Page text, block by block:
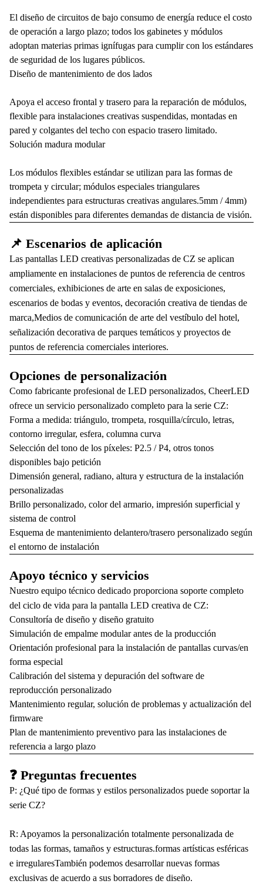
El diseño de circuitos de bajo consumo de energía reduce el costo
de operación a largo plazo; todos los gabinetes y módulos
adoptan materias primas ignífugas para cumplir con los estándares
de seguridad de los lugares públicos.
Diseño de mantenimiento de dos lados
Apoya el acceso frontal y trasero para la reparación de módulos,
flexible para instalaciones creativas suspendidas, montadas en
pared y colgantes del techo con espacio trasero limitado.
Solución madura modular
Los módulos flexibles estándar se utilizan para las formas de
trompeta y circular; módulos especiales triangulares
independientes para estructuras creativas angulares.5mm / 4mm)
están disponibles para diferentes demandas de distancia de visión.
📌 Escenarios de aplicación
Las pantallas LED creativas personalizadas de CZ se aplican
ampliamente en instalaciones de puntos de referencia de centros
comerciales, exhibiciones de arte en salas de exposiciones,
escenarios de bodas y eventos, decoración creativa de tiendas de
marca,Medios de comunicación de arte del vestíbulo del hotel,
señalización decorativa de parques temáticos y proyectos de
puntos de referencia comerciales interiores.
Opciones de personalización
Como fabricante profesional de LED personalizados, CheerLED
ofrece un servicio personalizado completo para la serie CZ:
Forma a medida: triángulo, trompeta, rosquilla/círculo, letras,
contorno irregular, esfera, columna curva
Selección del tono de los píxeles: P2.5 / P4, otros tonos
disponibles bajo petición
Dimensión general, radiano, altura y estructura de la instalación
personalizadas
Brillo personalizado, color del armario, impresión superficial y
sistema de control
Esquema de mantenimiento delantero/trasero personalizado según
el entorno de instalación
Apoyo técnico y servicios
Nuestro equipo técnico dedicado proporciona soporte completo
del ciclo de vida para la pantalla LED creativa de CZ:
Consultoría de diseño y diseño gratuito
Simulación de empalme modular antes de la producción
Orientación profesional para la instalación de pantallas curvas/en
forma especial
Calibración del sistema y depuración del software de
reproducción personalizado
Mantenimiento regular, solución de problemas y actualización del
firmware
Plan de mantenimiento preventivo para las instalaciones de
referencia a largo plazo
❓ Preguntas frecuentes
P: ¿Qué tipo de formas y estilos personalizados puede soportar la
serie CZ?
R: Apoyamos la personalización totalmente personalizada de
todas las formas, tamaños y estructuras.formas artísticas esféricas
e irregularesTambién podemos desarrollar nuevas formas
exclusivas de acuerdo a sus borradores de diseño.